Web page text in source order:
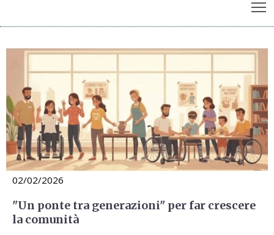
Archivio notizie
02/02/2026
"Un ponte tra generazioni" per far crescere
la comunità